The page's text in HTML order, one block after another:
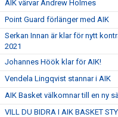
AIK värvar Andrew Holmes
Point Guard förlänger med AIK
Serkan Innan är klar för nytt
2021
Johannes Höök klar för AIK!
Vendela Lingqvist stannar i AIK
AIK Basket välkomnar till en ny
VILL DU BIDRA I AIK BASKET